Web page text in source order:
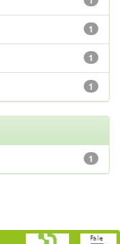
1
1
1
1